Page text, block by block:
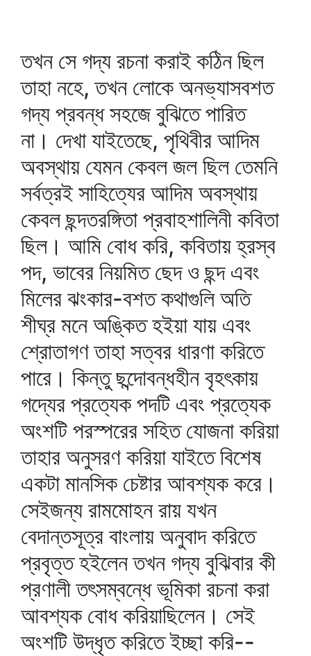
তখন সে গদ্য রচনা করাই কঠিন ছিল
তাহা নহে, তখন লোকে অনভ্যাসবশত
গদ্য প্রবন্ধ সহজে বুঝিতে পারিত
না। দেখা যাইতেছে, পৃথিবীর আদিম
অবস্থায় যেমন কেবল জল ছিল তেমনি
সর্বত্রই সাহিত্যের আদিম অবস্থায়
কেবল ছন্দতরঙ্গিতা প্রবাহশালিনী কবিতা
ছিল। আমি বোধ করি, কবিতায় হ্রস্ব
পদ, ভাবের নিয়মিত ছেদ ও ছন্দ এবং
মিলের ঝংকার-বশত কথাগুলি অতি
শীঘ্র মনে অঙ্কিত হইয়া যায় এবং
শ্রোতাগণ তাহা সত্বর ধারণা করিতে
পারে। কিন্তু ছন্দোবন্ধহীন বৃহৎকায়
গদ্যের প্রত্যেক পদটি এবং প্রত্যেক
অংশটি পরস্পরের সহিত যোজনা করিয়া
তাহার অনুসরণ করিয়া যাইতে বিশেষ
একটা মানসিক চেষ্টার আবশ্যক করে।
সেইজন্য রামমোহন রায় যখন
বেদান্তসূত্র বাংলায় অনুবাদ করিতে
প্রবৃত্ত হইলেন তখন গদ্য বুঝিবার কী
প্রণালী তৎসম্বন্ধে ভূমিকা রচনা করা
আবশ্যক বোধ করিয়াছিলেন। সেই
অংশটি উদ্‌ধৃত করিতে ইচ্ছা করি--